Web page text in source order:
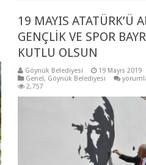
19 MAYIS ATATÜRK’Ü
GENÇLİK VE SPOR
KUTLU OLSUN
Göynük Belediyesi
19 Mayıs 2019
Genel, Göynük Belediyesi
19
OLSUN
için
2,757